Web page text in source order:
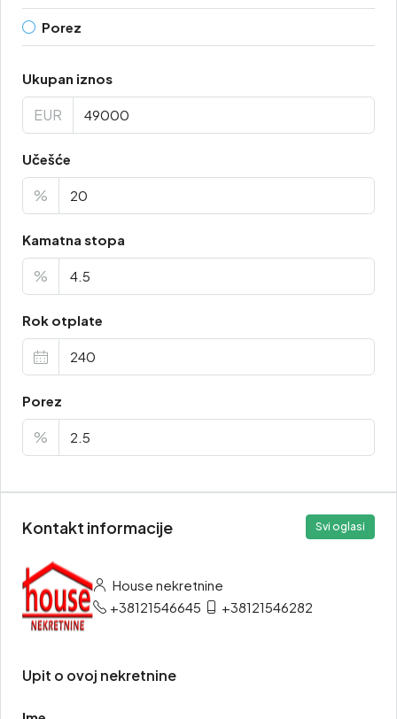
Porez
Ukupan iznos
EUR
Učešće
%
Kamatna stopa
%
Rok otplate
Porez
%
Kontakt informacije Svi oglasi
House nekretnine
+38121546645
+38121546282
Upit o ovoj nekretnine